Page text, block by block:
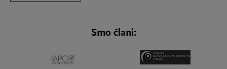
Smo člani: